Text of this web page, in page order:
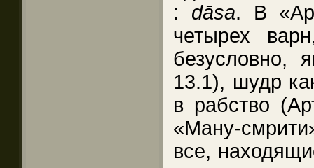
: dāsa. В
четырех
безусловно,
13.1), шудр
в рабство
«Ману-
все,